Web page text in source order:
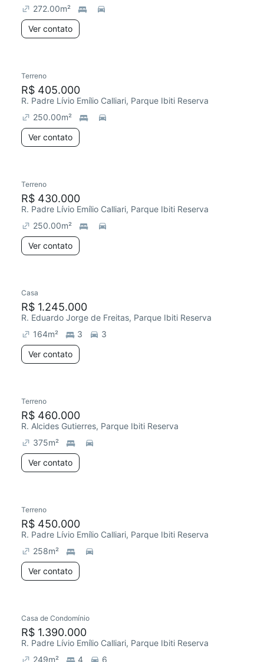
272.00m²
Ver contato
Terreno
R$ 405.000
R. Padre Lívio Emílio Calliari, Parque Ibiti Reserva
250.00m²
Ver contato
Terreno
R$ 430.000
R. Padre Lívio Emílio Calliari, Parque Ibiti Reserva
250.00m²
Ver contato
Casa
R$ 1.245.000
R. Eduardo Jorge de Freitas, Parque Ibiti Reserva
164m² 3
3
Ver contato
Terreno
R$ 460.000
R. Alcides Gutierres, Parque Ibiti Reserva
375m²
Ver contato
Terreno
R$ 450.000
R. Padre Lívio Emílio Calliari, Parque Ibiti Reserva
258m²
Ver contato
Casa de Condomínio
R$ 1.390.000
R. Padre Lívio Emílio Calliari, Parque Ibiti Reserva
249m² 4 6